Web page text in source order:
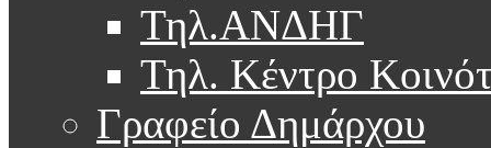
Τηλ.ΑΝΔΗΓ
Τηλ. Κέντρο
Γραφείο Δημάρχου